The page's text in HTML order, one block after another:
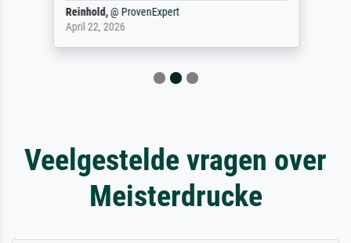
Reinhold,@ ProvenExpert
April 22, 2026
Veelgestelde vragen over
Meisterdrucke